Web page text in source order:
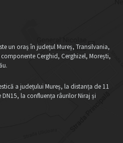
un oraș în județul Mureș, Transilvania,
Cerghid, Cerghizel, Morești,
a județului Mureș, la distanța de 11
la confluența râurilor Niraj și